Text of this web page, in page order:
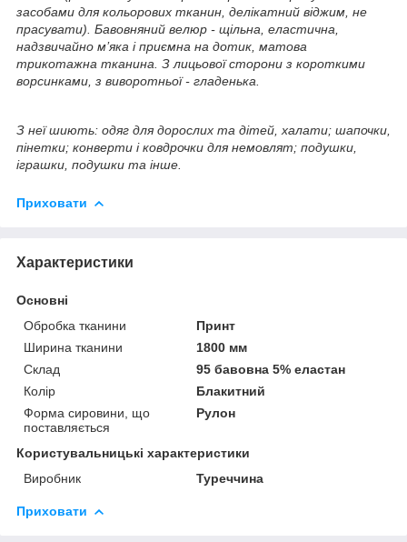
засобами для кольорових тканин, делікатний віджим, не
прасувати). Бавовняний велюр - щільна, еластична,
надзвичайно м’яка і приємна на дотик, матова
трикотажна тканина. З лицьової сторони з короткими
ворсинками, з виворотньої - гладенька.
З неї шиють: одяг для дорослих та дітей, халати; шапочки,
пінетки; конверти і ковдрочки для немовлят; подушки,
іграшки, подушки та інше.
Приховати
Характеристики
Основні
Обробка тканини
Принт
Ширина тканини
1800 мм
Склад
95 бавовна 5% еластан
Колір
Блакитний
Форма сировини, що
поставляється
Рулон
Користувальницькі характеристики
Виробник
Туреччина
Приховати